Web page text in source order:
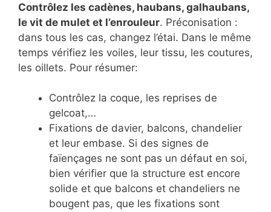
Contrôlez les cadènes, haubans, galhaubans,
le vit de mulet et l’enrouleur. Préconisation :
dans tous les cas, changez l’étai. Dans le même
temps vérifiez les voiles, leur tissu, les coutures,
les oillets. Pour résumer:
Contrôlez la coque, les reprises de
gelcoat,…
Fixations de davier, balcons, chandelier
et leur embase. Si des signes de
faïençages ne sont pas un défaut en soi,
bien vérifier que la structure est encore
solide et que balcons et chandeliers ne
bougent pas, que les fixations sont